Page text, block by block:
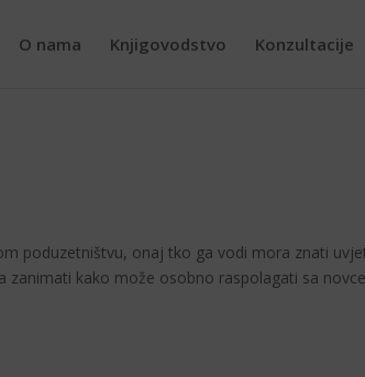
O nama Knjigovodstvo Konzultacije
poduzetništvu, onaj tko ga vodi mora znati
kako može osobno raspolagati sa